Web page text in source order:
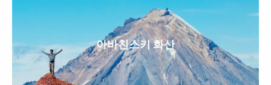
아바친스키 화산